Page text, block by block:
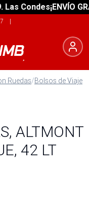
Condes¡ENVÍO
|
Ruedas/Bolsos de Viaje
ALTMONT
42 LT